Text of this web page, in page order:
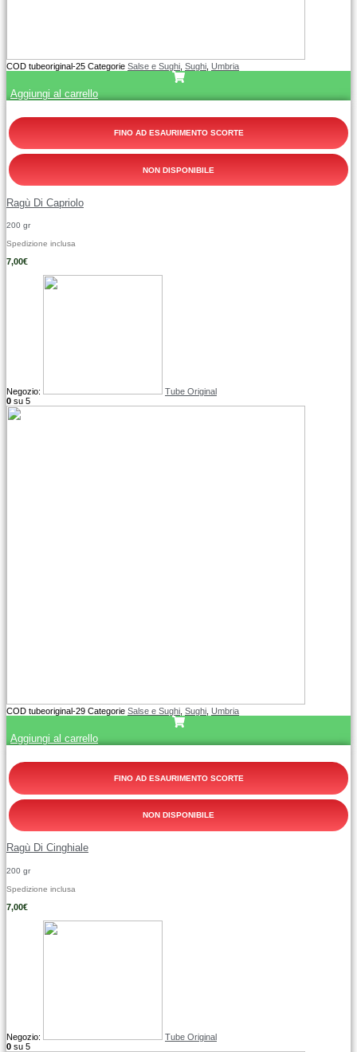
COD tubeoriginal-25 Categorie Salse e Sughi Sughi Umbria
Aggiungi al carrello
FINO AD ESAURIMENTO SCORTE
NON DISPONIBILE
Ragù Di Capriolo
200 gr
Spedizione inclusa
7,00€
Negozio:
Tube Original
0 su 5
COD tubeoriginal-29 Categorie Salse e Sughi, Sughi, Umbria
Aggiungi al carrello
FINO AD ESAURIMENTO SCORTE
NON DISPONIBILE
Ragù Di Cinghiale
200 gr
Spedizione inclusa
7,00€
Negozio:
Tube Original
0 su 5